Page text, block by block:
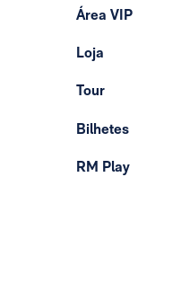
Área VIP
Loja
Tour
Bilhetes
RM Play